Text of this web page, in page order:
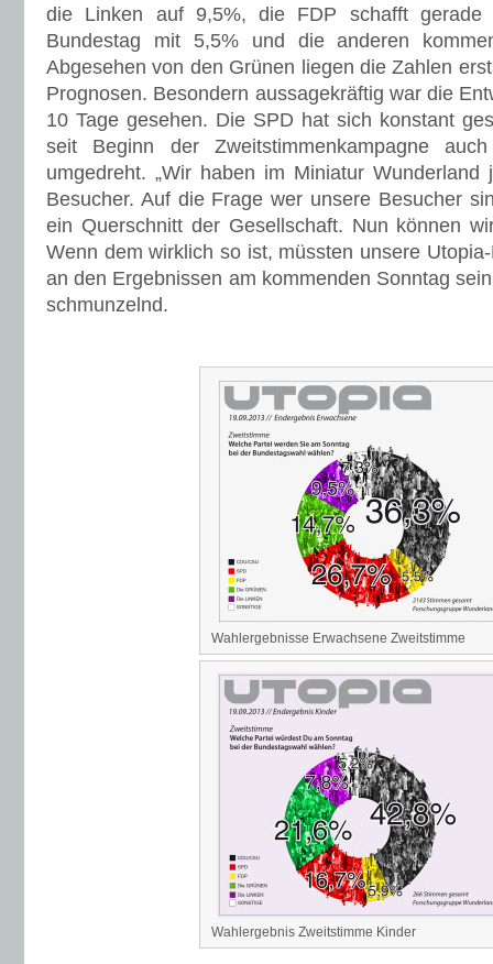
die Linken auf 9,5%, die FDP schafft
Bundestag mit 5,5% und die anderen
Abgesehen von den Grünen liegen die Zahlen
Prognosen. Besondern aussagekräftig war die
10 Tage gesehen. Die SPD hat sich konstant
seit Beginn der Zweitstimmenkampagne
umgedreht. „Wir haben im Miniatur
Besucher. Auf die Frage wer unsere Besucher
ein Querschnitt der Gesellschaft. Nun können
Wenn dem wirklich so ist, müssten unsere
an den Ergebnissen am kommenden Sonntag
schmunzelnd.
Wahlergebnisse Erwachsene Zweitstimme
Wahlergebnis Zweitstimme Kinder